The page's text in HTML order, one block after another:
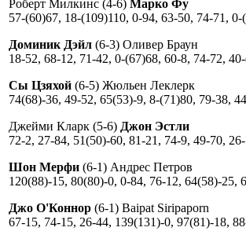
Роберт Милкинс (4-6) Марко Фу
57-(60)67, 18-(109)110, 0-94, 63-50, 74-71,
Доминик Дэйл (6-3) Оливер Браун
18-52, 68-12, 71-42, 0-(67)68, 60-8, 74-72,
Сы Цзяхой (6-5) Жюльен Леклерк
74(68)-36, 49-52, 65(53)-9, 8-(71)80, 79-38,
Джейми Кларк (5-6) Джон Эстли
72-2, 27-84, 51(50)-60, 81-21, 74-9, 49-70,
Шон Мерфи (6-1) Андрес Петров
120(88)-15, 80(80)-0, 0-84, 76-12, 64(58)-25,
Джо О'Коннор (6-1) Baipat Siripaporn
67-15, 74-15, 26-44, 139(131)-0, 97(81)-18,